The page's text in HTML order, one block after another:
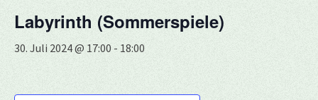
Labyrinth (Sommerspiele)
30. Juli 2024 @ 17:00 - 18:00